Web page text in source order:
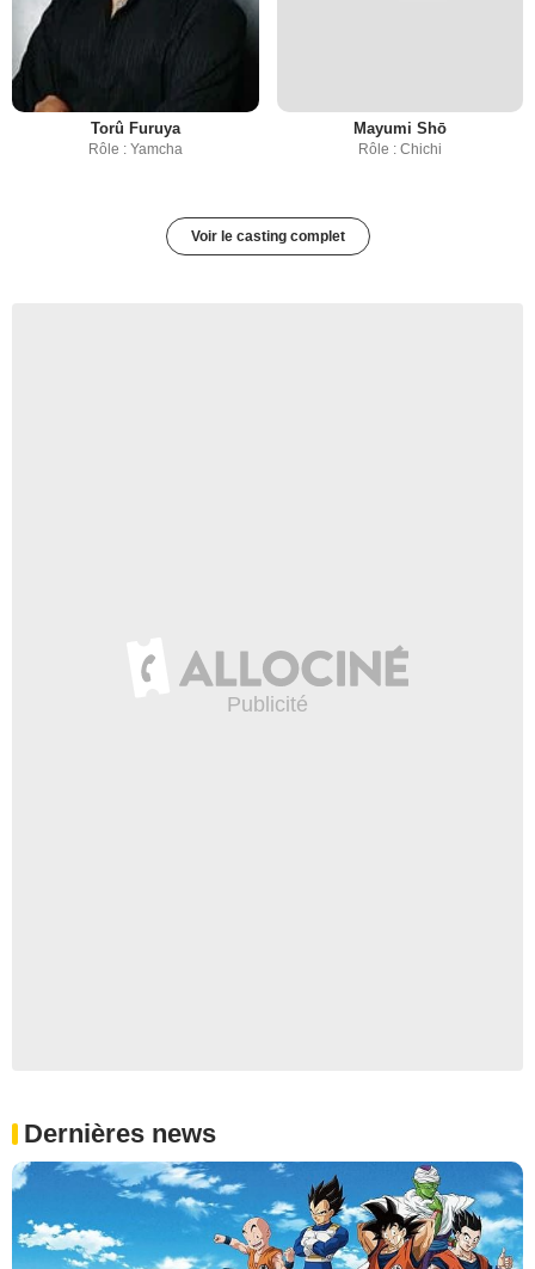
Torû Furuya
Rôle : Yamcha
Mayumi Shō
Rôle : Chichi
Voir le casting complet
Dernières news